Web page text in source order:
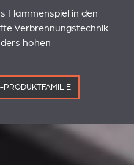
Flammenspiel in den
Verbrennungstechnik
hohen
PRODUKTFAMILIE